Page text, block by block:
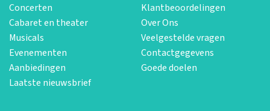
Concerten
Cabaret en theater
Musicals
Evenementen
Aanbiedingen
Laatste nieuwsbrief
Klantbeoordelingen
Over Ons
Veelgestelde vragen
Contactgegevens
Goede doelen